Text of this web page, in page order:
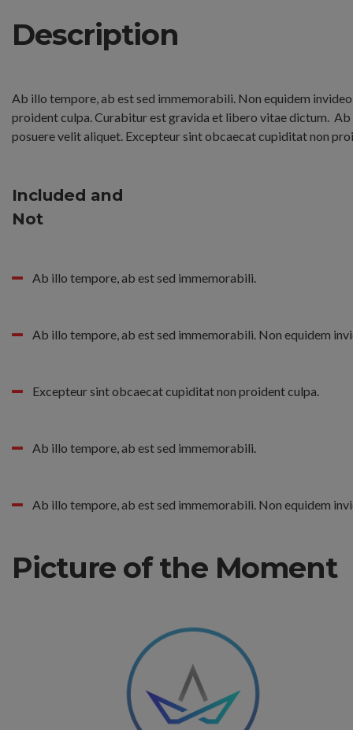
Description
Ab illo tempore, ab est sed immemorabili. Non equidem
proident culpa. Curabitur est gravida et libero vitae dictum. Ab
posuere velit aliquet. Excepteur sint obcaecat cupiditat non
Included and
Not
Ab illo tempore, ab est sed immemorabili.
Ab illo tempore, ab est sed immemorabili. Non equidem
Excepteur sint obcaecat cupiditat non proident culpa.
Ab illo tempore, ab est sed immemorabili.
Ab illo tempore, ab est sed immemorabili. Non equidem
Picture of the Moment